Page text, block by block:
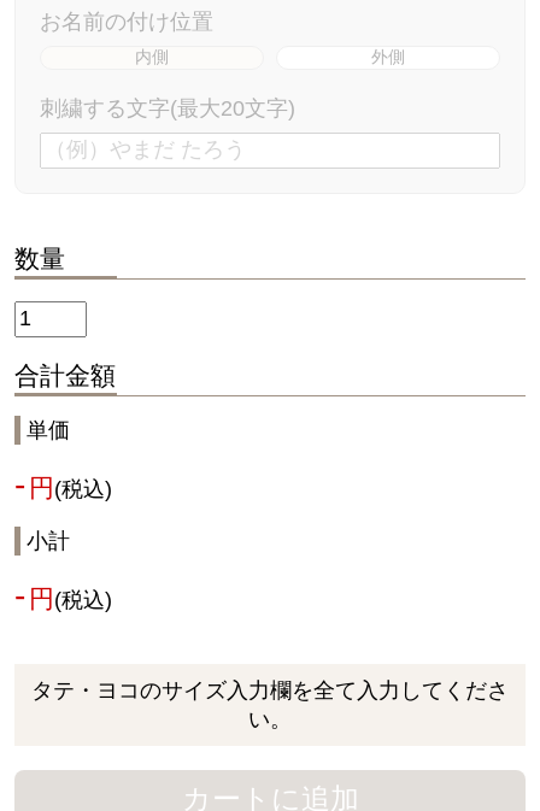
お名前の付け位置
内側 外側
刺繍する文字(最大20文字)
数量
合計金額
単価
- 円 (税込)
小計
- 円 (税込)
タテ・ヨコのサイズ入力欄を全て入力してくださ
い。
カートに追加